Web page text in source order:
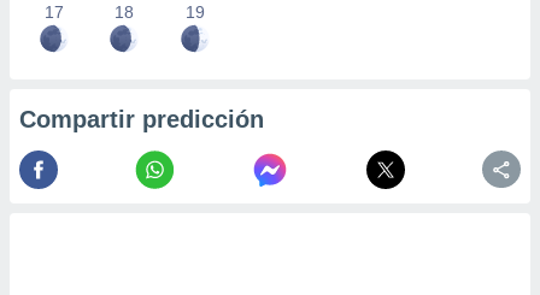
17 18 19
Compartir predicción